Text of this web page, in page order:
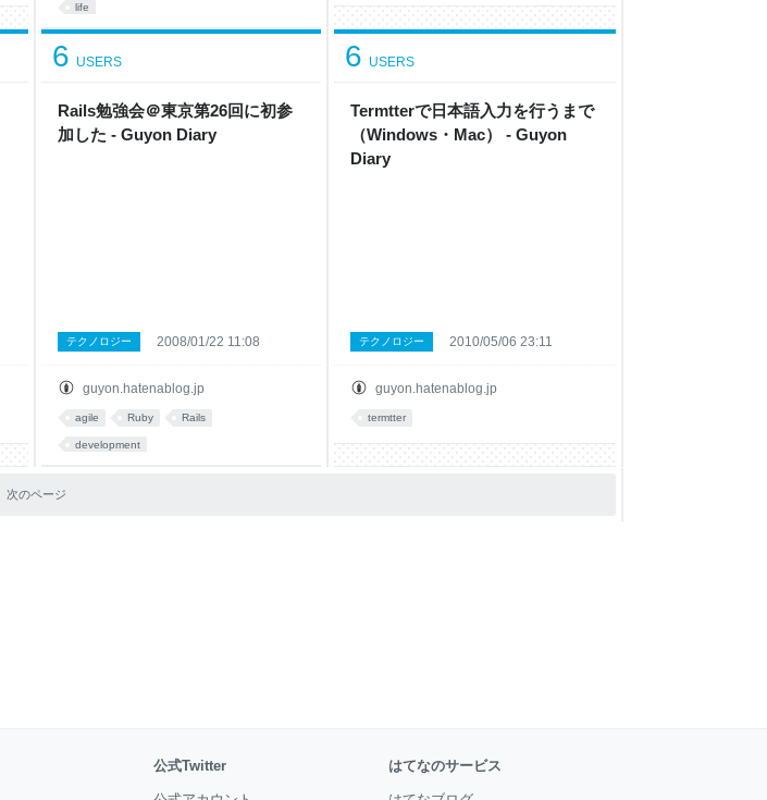
life
Rails勉強会＠東京第26回に初参
加した - Guyon Diary
6 USERS
guyon.hatenablog.jp
テクノロジー 2008/01/22 11:08
agile Ruby Rails
development
Termtterで日本語入力を行うまで
（Windows・Mac） - Guyon
Diary
6 USERS
guyon.hatenablog.jp
テクノロジー 2010/05/06 23:11
termtter
次のページ
公式Twitter はてなのサービス